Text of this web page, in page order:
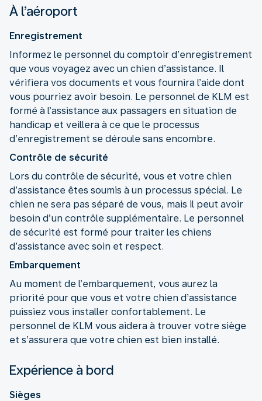
À l’aéroport
Enregistrement
Informez le personnel du comptoir d’enregistrement
que vous voyagez avec un chien d’assistance. Il
vérifiera vos documents et vous fournira l’aide dont
vous pourriez avoir besoin. Le personnel de KLM est
formé à l’assistance aux passagers en situation de
handicap et veillera à ce que le processus
d’enregistrement se déroule sans encombre.
Contrôle de sécurité
Lors du contrôle de sécurité, vous et votre chien
d’assistance êtes soumis à un processus spécial. Le
chien ne sera pas séparé de vous, mais il peut avoir
besoin d’un contrôle supplémentaire. Le personnel
de sécurité est formé pour traiter les chiens
d’assistance avec soin et respect.
Embarquement
Au moment de l’embarquement, vous aurez la
priorité pour que vous et votre chien d’assistance
puissiez vous installer confortablement. Le
personnel de KLM vous aidera à trouver votre siège
et s’assurera que votre chien est bien installé.
Expérience à bord
Sièges